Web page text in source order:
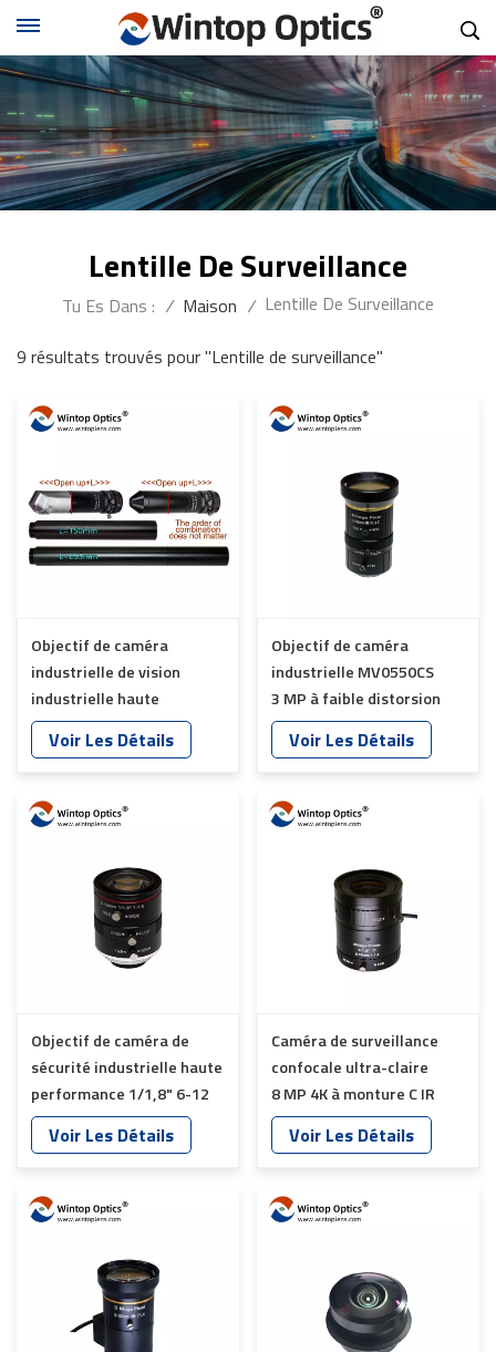
Lentille De Surveillance
Tu Es Dans : / Maison / Lentille De Surveillance
9 résultats trouvés pour "Lentille de surveillance"
Objectif de caméra
industrielle de vision
industrielle haute
définition 1/2,7" 2
mégapixels YT-4883
Voir Les Détails
Objectif de caméra
industrielle MV0550CS
3 MP à faible distorsion
YT-4870
Voir Les Détails
Objectif de caméra de
sécurité industrielle haute
performance 1/1,8" 6-12
mm de longueur focale YT-
4872Voir Les Détails
Caméra de surveillance
confocale ultra-claire
8 MP 4K à monture C IR
jour et nuit YT-4863
Voir Les Détails